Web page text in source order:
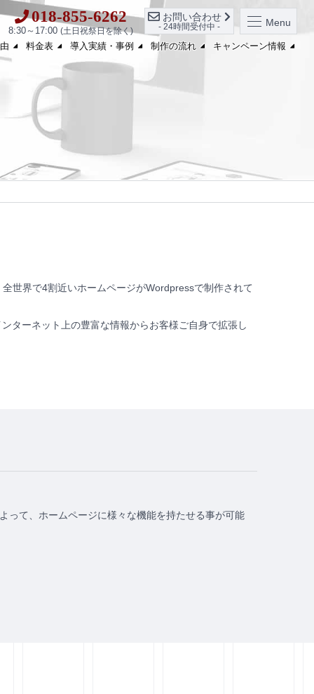
018-855-6262
8:30～17:00 (土日祝祭日を除く)
お問い合わせ
- 24時間受付中 - Menu
料金表 導入実績・事例 制作の流れ キャンペーン情報
世界で4割近いホームページがWordpressで制作されて
ターネット上の豊富な情報からお客様ご自身で拡張し
って、ホームページに様々な機能を持たせる事が可能